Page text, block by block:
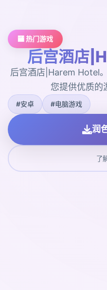
🏧 热门游戏
后宫酒店
后宫酒店|Harem Hotel
您提供优质的
#安卓 #电脑游戏
润
了